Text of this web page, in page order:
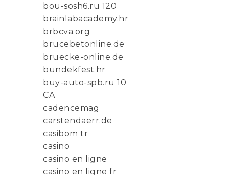
bou-sosh6.ru 120
brainlabacademy.hr
brbcva.org
brucebetonline.de
bruecke-online.de
bundekfest.hr
buy-auto-spb.ru 10
CA
cadencemag
carstendaerr.de
casibom tr
casino
casino en ligne
casino en ligne fr